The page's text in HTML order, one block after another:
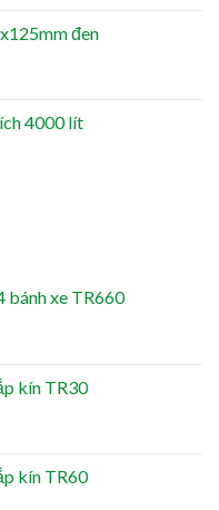
đen
4000 lít
bánh xe TR660
kín TR30
kín TR60